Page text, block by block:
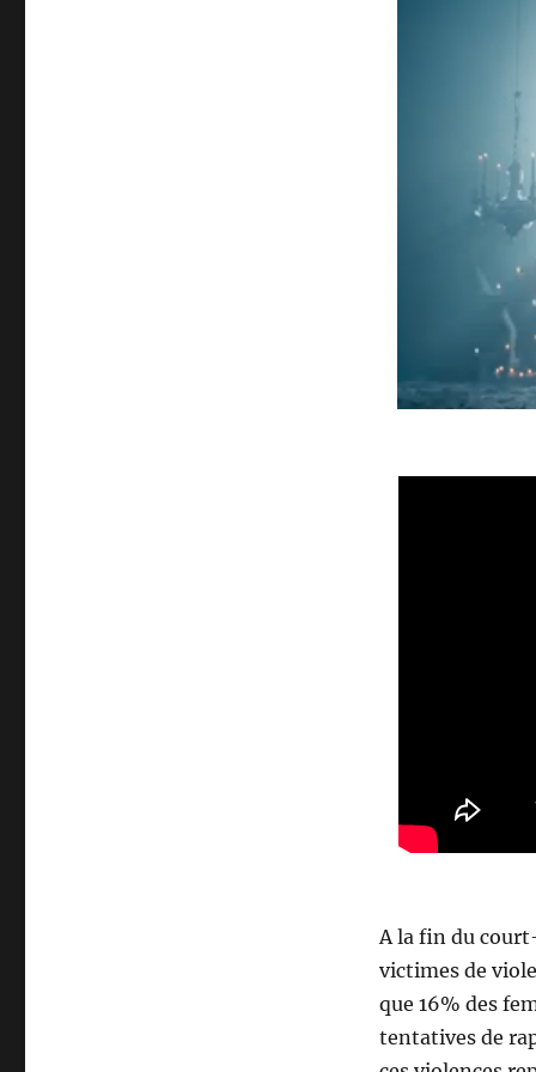
A la fin du
victimes de
que 16% des
tentatives de